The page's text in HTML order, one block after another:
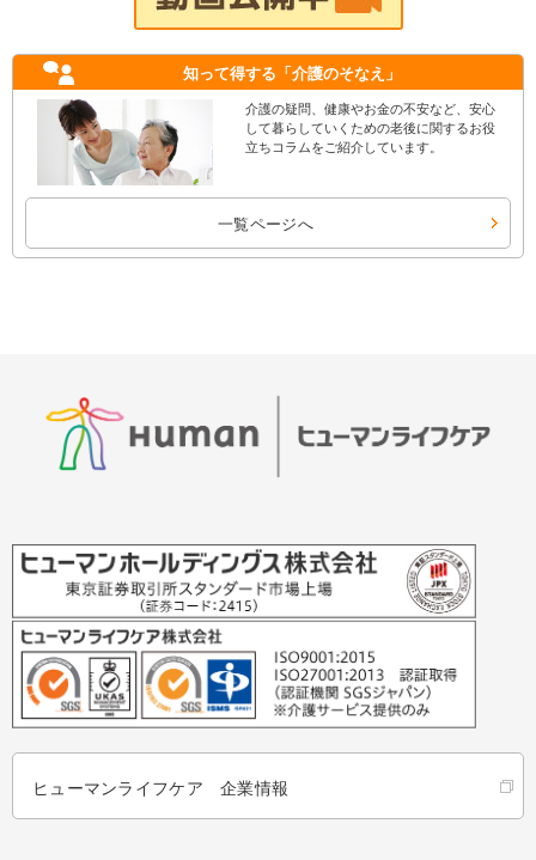
知って得する 「介護のそなえ」
介護の疑問、健康やお金の不安など、安心
して暮らしていくための老後に関するお役
立ちコラムをご紹介しています。
一覧ページへ
ヒューマンライフケア 企業情報